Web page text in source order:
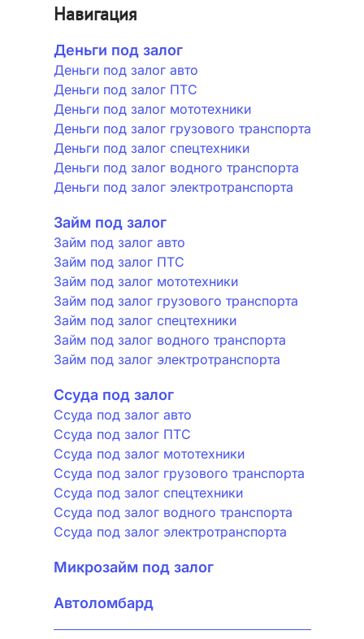
Навигация
Деньги под залог
Деньги под залог авто
Деньги под залог ПТС
Деньги под залог мототехники
Деньги под залог грузового транспорта
Деньги под залог спецтехники
Деньги под залог водного транспорта
Деньги под залог электротранспорта
Займ под залог
Займ под залог авто
Займ под залог ПТС
Займ под залог мототехники
Займ под залог грузового транспорта
Займ под залог спецтехники
Займ под залог водного транспорта
Займ под залог электротранспорта
Ссуда под залог
Ссуда под залог авто
Ссуда под залог ПТС
Ссуда под залог мототехники
Ссуда под залог грузового транспорта
Ссуда под залог спецтехники
Ссуда под залог водного транспорта
Ссуда под залог электротранспорта
Микрозайм под залог
Автоломбард